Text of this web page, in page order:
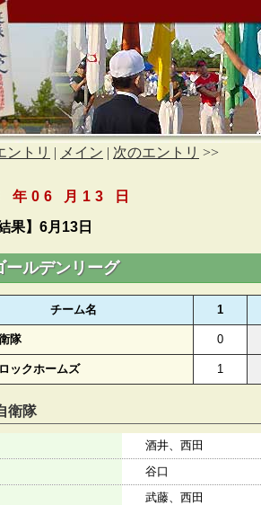
ントリ | メイン | 次のエントリ >>
年06 月13 日
果】6月13日
ールデンリーグ
チーム名 1
隊 0
ックホームズ 1
衛隊
酒井、西田
谷口
武藤、西田